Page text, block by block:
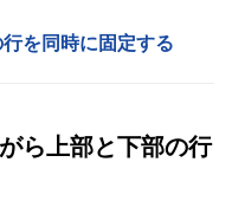
を同時に固定する
ら上部と下部の行